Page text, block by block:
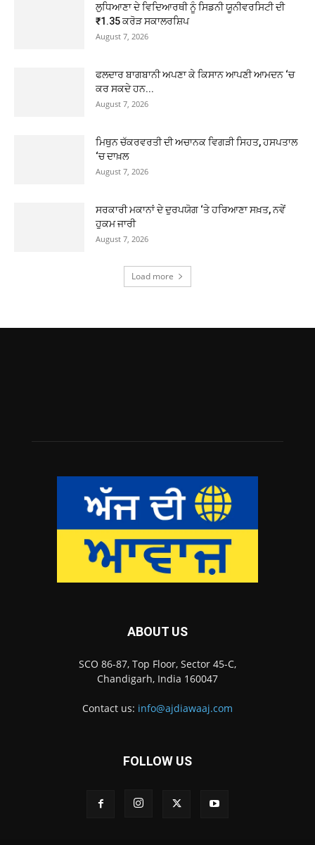
ਲੁਧਿਆਣਾ ਦੇ ਵਿਦਿਆਰਥੀ ਨੂੰ ਸਿਡਨੀ ਯੂਨੀਵਰਸਿਟੀ ਦੀ
₹1.35 ਕਰੋੜ ਸਕਾਲਰਸ਼ਿਪ
August 7, 2026
ਫਲਦਾਰ ਬਾਗਬਾਨੀ ਅਪਣਾ ਕੇ ਕਿਸਾਨ ਆਪਣੀ ਆਮਦਨ ‘ਚ
ਕਰ ਸਕਦੇ ਹਨ...
August 7, 2026
ਮਿਥੁਨ ਚੱਕਰਵਰਤੀ ਦੀ ਅਚਾਨਕ ਵਿਗੜੀ ਸਿਹਤ, ਹਸਪਤਾਲ
‘ਚ ਦਾਖ਼ਲ
August 7, 2026
ਸਰਕਾਰੀ ਮਕਾਨਾਂ ਦੇ ਦੁਰਪਯੋਗ ‘ਤੇ ਹਰਿਆਣਾ ਸਖ਼ਤ, ਨਵੇਂ
ਹੁਕਮ ਜਾਰੀ
August 7, 2026
Load more
ABOUT US
SCO 86-87, Top Floor, Sector 45-C,
Chandigarh, India 160047
Contact us: info@ajdiawaaj.com
FOLLOW US